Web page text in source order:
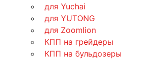
для Yuchai
для YUTONG
для Zoomlion
КПП на грейдеры
КПП на бульдозеры